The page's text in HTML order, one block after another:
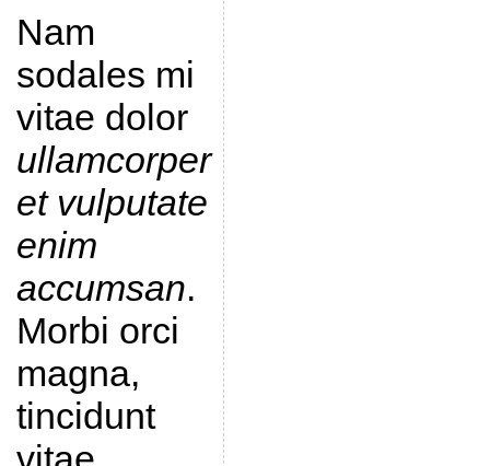
Nam
sodales mi
vitae dolor
ullamcorper
et vulputate
enim
accumsan.
Morbi orci
magna,
tincidunt